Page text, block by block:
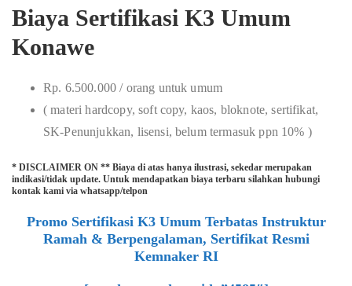
Biaya Sertifikasi K3 Umum
Konawe
Rp. 6.500.000 / orang untuk umum
( materi hardcopy, soft copy, kaos, bloknote, sertifikat,
SK-Penunjukkan, lisensi, belum termasuk ppn 10% )
* DISCLAIMER ON ** Biaya di atas hanya ilustrasi, sekedar merupakan
indikasi/tidak update. Untuk mendapatkan biaya terbaru silahkan hubungi
kontak kami via whatsapp/telpon
Promo Sertifikasi K3 Umum Terbatas Instruktur
Ramah & Berpengalaman, Sertifikat Resmi
Kemnaker RI